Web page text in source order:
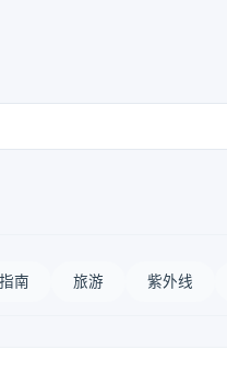
南 旅游 紫外线